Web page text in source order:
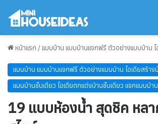
หน้าแรก / แบบบ้าน แบบบ้านแจกฟรี ตัวอย่างแบบบ้าน ไ
แบบบ้าน แบบบ้านแจกฟรี ตัวอย่างแบบบ้าน ไอเดียสร้าง
แบบบ้านชั้นเดียว ไอเดียตกแต่งบ้านชั้นเดียว แจกแบบบ้า
19 แบบห้องน้ำ สุดชิค หล